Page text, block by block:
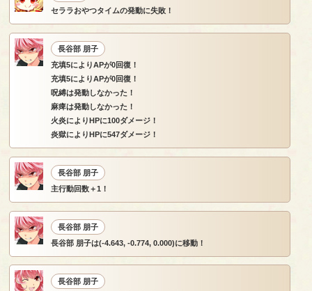
セララおやつタイムの発動に失敗！
長谷部 朋子
充填5によりAPが0回復！
充填5によりAPが0回復！
呪縛は発動しなかった！
麻痺は発動しなかった！
火炎によりHPに100ダメージ！
炎獄によりHPに547ダメージ！
長谷部 朋子
主行動回数＋1！
長谷部 朋子
長谷部 朋子は(-4.643, -0.774, 0.000)に移動！
長谷部 朋子